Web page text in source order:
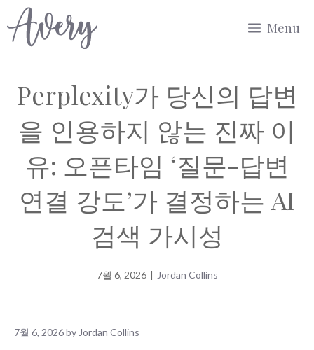
to
Menu
Perplexity가 당신의 답변
을 인용하지 않는 진짜 이
유: 오픈타임 ‘질문-답변
연결 강도’가 결정하는 AI
검색 가시성
7월 6, 2026 | Jordan Collins
7월 6, 2026by Jordan Collins